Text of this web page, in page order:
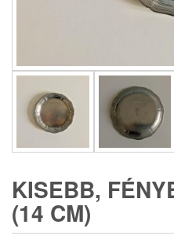
KISEBB,
(14 CM)